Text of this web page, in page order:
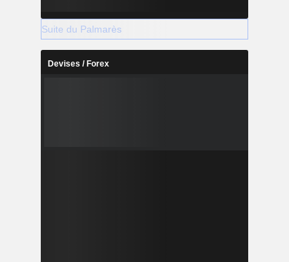
Suite du Palmarès
Devises / Forex